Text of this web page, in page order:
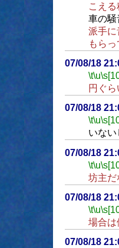
こえる
車の騒
派手に
もらっ
07/08/18
\t\u
円ぐら
07/08/18
\t\u
いない
07/08/18
\t\u
坊主だ
07/08/18
\t\u
場合は
07/08/18